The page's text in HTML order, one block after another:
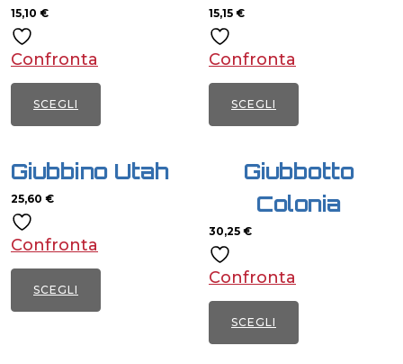
15,10 €
Confronta
SCEGLI
prodotto
ha
più
varianti.
Le
opzioni
possono
15,15 €
Confronta
SCEGLI
prodotto
varianti.
Le
opzioni
possono
essere
Giubbino Utah
25,60 €
Confronta
SCEGLI
Giubbotto
Colonia
30,25 €
Confronta
SCEGLI